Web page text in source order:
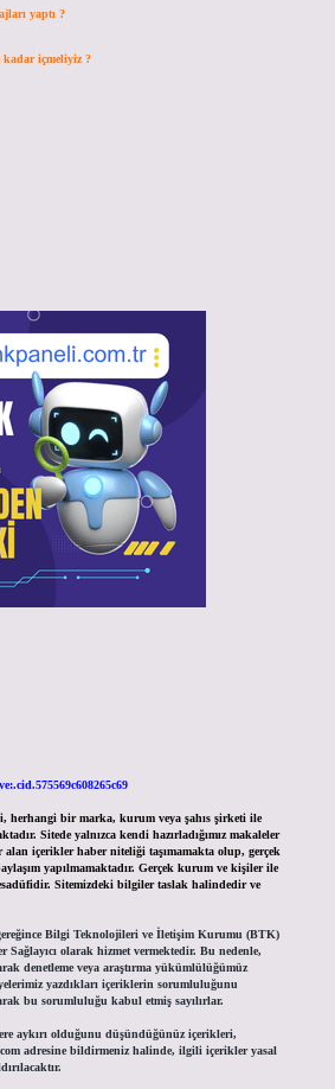
yaptı ?
içmeliyiz ?
herhangi bir marka, kurum veya şahıs şirketi ile
Sitede yalnızca kendi hazırladığımız makaleler
alan içerikler haber niteliği taşımamakta olup, gerçek
yapılmamaktadır. Gerçek kurum ve kişiler ile
Sitemizdeki bilgiler taslak halindedir ve
Bilgi Teknolojileri ve İletişim Kurumu (BTK)
Sağlayıcı olarak hizmet vermektedir. Bu nedenle,
denetleme veya araştırma yükümlülüğümüz
yazdıkları içeriklerin sorumluluğunu
bu sorumluluğu kabul etmiş sayılırlar.
aykırı olduğunu düşündüğünüz içerikleri,
adresine bildirmeniz halinde, ilgili içerikler yasal